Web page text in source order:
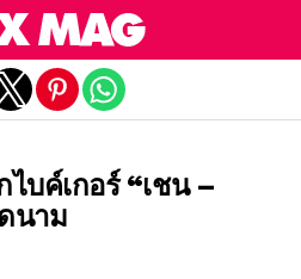
บค์เกอร์ “เชน –
นาม
version